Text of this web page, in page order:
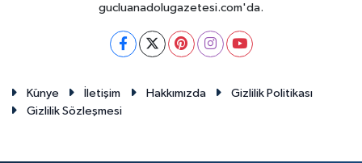
gucluanadolugazetesi.com'da.
Künye İletişim Hakkımızda
Gizlilik Politikası
Gizlilik Sözleşmesi